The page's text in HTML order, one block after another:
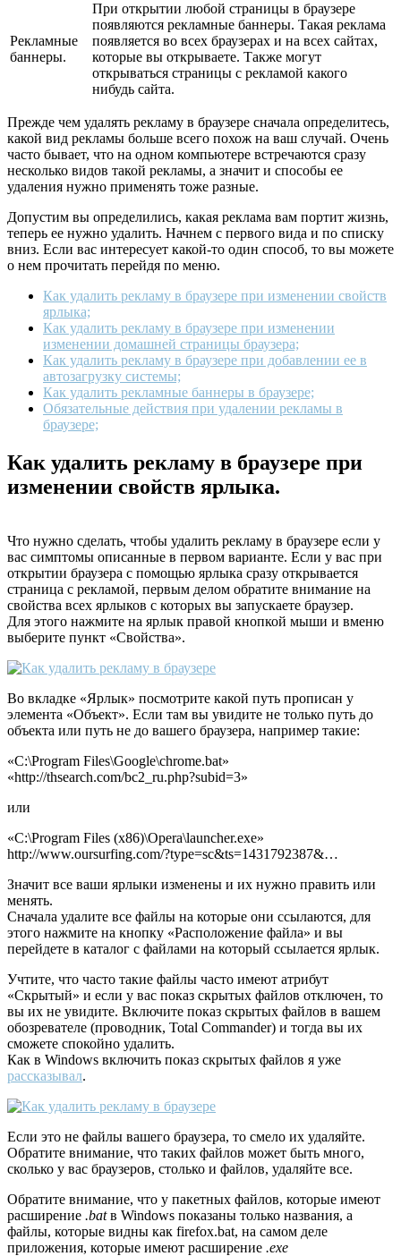
Рекламные
баннеры.
При открытии любой страницы в браузере
появляются рекламные баннеры. Такая реклама
появляется во всех браузерах и на всех сайтах,
которые вы открываете. Также могут
открываться страницы с рекламой какого
нибудь сайта.
Прежде чем удалять рекламу в браузере сначала определитесь,
какой вид рекламы больше всего похож на ваш случай. Очень
часто бывает, что на одном компьютере встречаются сразу
несколько видов такой рекламы, а значит и способы ее
удаления нужно применять тоже разные.
Допустим вы определились, какая реклама вам портит жизнь,
теперь ее нужно удалить. Начнем с первого вида и по списку
вниз. Если вас интересует какой-то один способ, то вы можете
о нем прочитать перейдя по меню.
Как удалить рекламу в браузере при изменении свойств
ярлыка;
Как удалить рекламу в браузере при изменении
изменении домашней страницы браузера;
Как удалить рекламу в браузере при добавлении ее в
автозагрузку системы;
Как удалить рекламные баннеры в браузере;
Обязательные действия при удалении рекламы в
браузере;
Как удалить рекламу в браузере при
изменении свойств ярлыка.
Что нужно сделать, чтобы удалить рекламу в браузере если у
вас симптомы описанные в первом варианте. Если у вас при
открытии браузера с помощью ярлыка сразу открывается
страница с рекламой, первым делом обратите внимание на
свойства всех ярлыков с которых вы запускаете браузер.
Для этого нажмите на ярлык правой кнопкой мыши и вменю
выберите пункт «Свойства».
Во вкладке «Ярлык» посмотрите какой путь прописан у
элемента «Объект». Если там вы увидите не только путь до
объекта или путь не до вашего браузера, например такие:
«C:\Program Files\Google\chrome.bat»
«http://thsearch.com/bc2_ru.php?subid=3»
или
«C:\Program Files (x86)\Opera\launcher.exe»
http://www.oursurfing.com/?type=sc&ts=1431792387&…
Значит все ваши ярлыки изменены и их нужно править или
менять.
Сначала удалите все файлы на которые они ссылаются, для
этого нажмите на кнопку «Расположение файла» и вы
перейдете в каталог с файлами на который ссылается ярлык.
Учтите, что часто такие файлы часто имеют атрибут
«Скрытый» и если у вас показ скрытых файлов отключен, то
вы их не увидите. Включите показ скрытых файлов в вашем
обозревателе (проводник, Total Commander) и тогда вы их
сможете спокойно удалить.
Как в Windows включить показ скрытых файлов я уже
рассказывал.
Если это не файлы вашего браузера, то смело их удаляйте.
Обратите внимание, что таких файлов может быть много,
сколько у вас браузеров, столько и файлов, удаляйте все.
Обратите внимание, что у пакетных файлов, которые имеют
расширение .batв Windows показаны только названия, а
файлы, которые видны как firefox.bat, на самом деле
приложения, которые имеют расширение .exe